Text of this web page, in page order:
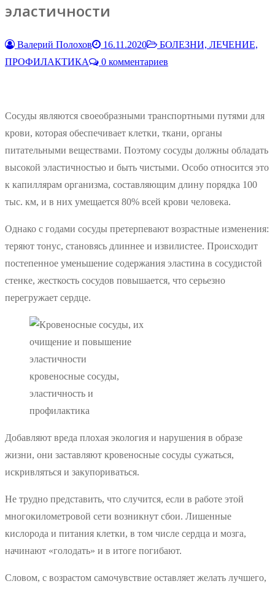
эластичности
Валерий Полохов 16.11.2020
БОЛЕЗНИ, ЛЕЧЕНИЕ,
ПРОФИЛАКТИКА
0 комментариев
Сосуды являются своеобразными транспортными путями для
крови, которая обеспечивает клетки, ткани, органы
питательными веществами. Поэтому сосуды должны обладать
высокой эластичностью и быть чистыми. Особо относится это
к капиллярам организма, составляющим длину порядка 100
тыс. км, и в них умещается 80% всей крови человека.
Однако с годами сосуды претерпевают возрастные изменения:
теряют тонус, становясь длиннее и извилистее. Происходит
постепенное уменьшение содержания эластина в сосудистой
стенке, жесткость сосудов повышается, что серьезно
перегружает сердце.
кровеносные сосуды,
эластичность и
профилактика
Добавляют вреда плохая экология и нарушения в образе
жизни, они заставляют кровеносные сосуды сужаться,
искривляться и закупориваться.
Не трудно представить, что случится, если в работе этой
многокилометровой сети возникнут сбои. Лишенные
кислорода и питания клетки, в том числе сердца и мозга,
начинают «голодать» и в итоге погибают.
Словом, с возрастом самочувствие оставляет желать лучшего,